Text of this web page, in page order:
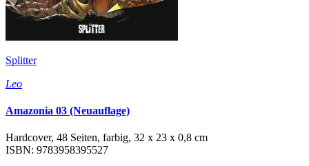
Splitter
Leo
Amazonia 03 (Neuauflage)
Hardcover, 48 Seiten, farbig, 32 x 23 x 0,8 cm
ISBN: 9783958395527